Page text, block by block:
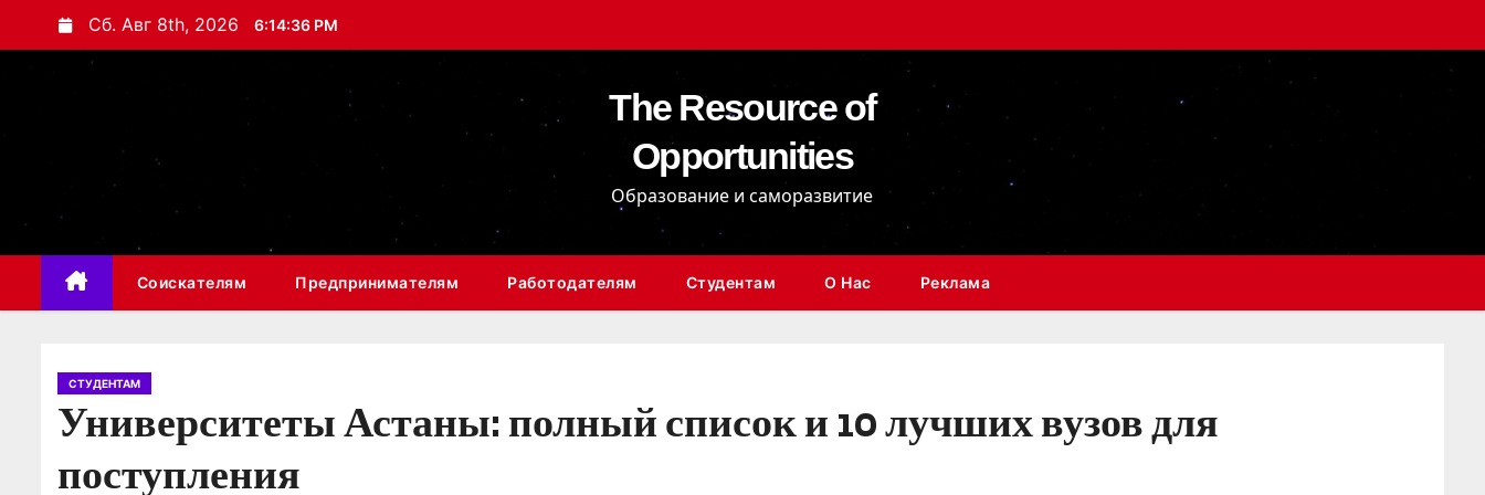
е
с
Сб. Авг 8th, 2026 6:14:37 PM
The Resource of
Opportunities
Образование и саморазвитие
Соискателям Предпринимателям Работодателям Студентам О Нас Реклама
СТУДЕНТАМ
Университеты Астаны: полный список и 10 лучших вузов для
поступления